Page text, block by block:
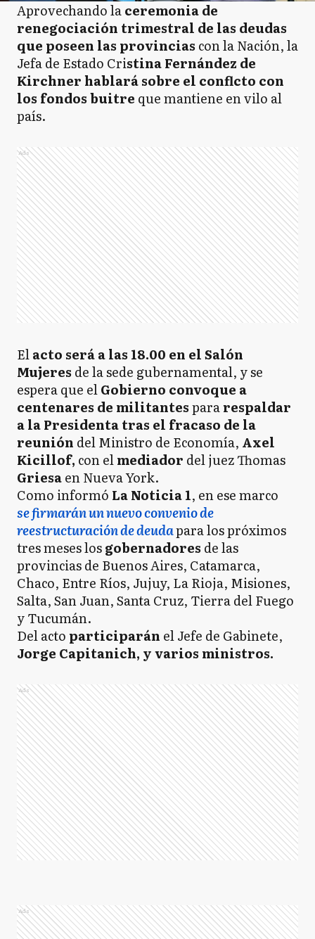
Aprovechando laceremonia de
renegociación trimestral de las deudas
que poseen las provincias con la Nación, la
Jefa de Estado Cristina Fernández de
Kirchner hablará sobre el conflcto con
los fondos buitre que mantiene en vilo al
país.
Ads
Elacto será a las 18.00 en el Salón
Mujeres de la sede gubernamental, y se
espera que elGobierno convoque a
centenares de militantespararespaldar
a la Presidenta tras el fracaso de la
reunión del Ministro de Economía, Axel
Kicillof, con elmediador del juez Thomas
Griesaen Nueva York.
Como informó La Noticia 1, en ese marco
se firmarán un nuevo convenio de
reestructuración de deudapara los próximos
tres meses losgobernadores de las
provincias de Buenos Aires, Catamarca,
Chaco, Entre Ríos, Jujuy, La Rioja, Misiones,
Salta, San Juan, Santa Cruz, Tierra del Fuego
y Tucumán.
Del acto participarán el Jefe de Gabinete,
Jorge Capitanich, y varios ministros.
Ads
Ads